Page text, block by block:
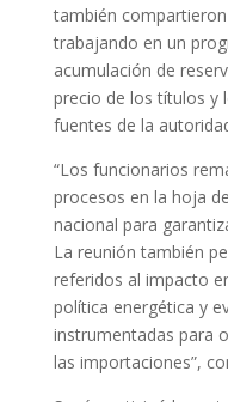
también
trabajando en un
acumulación de
precio de los títulos y
fuentes de la
“Los funcionarios
procesos en la hoja
nacional para
La reunión también
referidos al impacto
política energética y
instrumentadas para
las importaciones”,